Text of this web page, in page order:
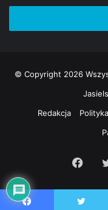
adres
© Copyright 2026
Redakcja